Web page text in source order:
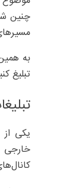
چنین
به
تبلیغ
یکی
خارجی